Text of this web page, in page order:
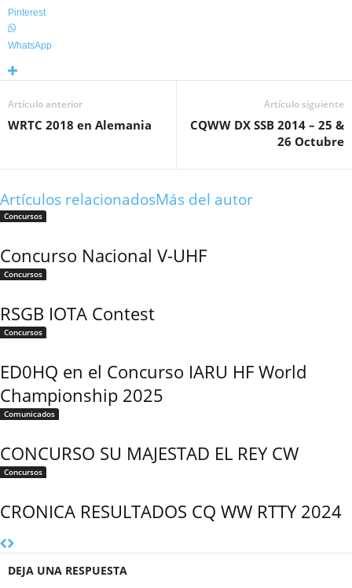
Pinterest
WhatsApp
Artículo anterior
WRTC 2018 en Alemania
Artículo siguiente
CQWW DX SSB 2014 – 25 &
26 Octubre
Artículos relacionadosMás del autor
Concursos
Concurso Nacional V-UHF
Concursos
RSGB IOTA Contest
Concursos
ED0HQ en el Concurso IARU HF World
Championship 2025
Comunicados
CONCURSO SU MAJESTAD EL REY CW
Concursos
CRONICA RESULTADOS CQ WW RTTY 2024
DEJA UNA RESPUESTA